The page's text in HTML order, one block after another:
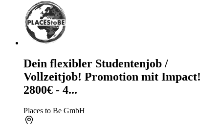
Dein flexibler Studentenjob /
Vollzeitjob! Promotion mit Impact!
2800€ - 4...
Places to Be GmbH